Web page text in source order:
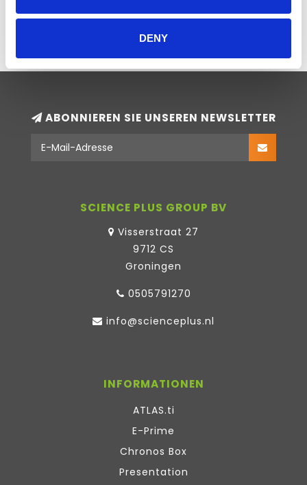
DENY
ABONNIEREN SIE UNSEREN NEWSLETTER
SCIENCE PLUS GROUP BV
Visserstraat 27
9712 CS
Groningen
0505791270
info@scienceplus.nl
INFORMATIONEN
ATLAS.ti
E-Prime
Chronos Box
Presentation